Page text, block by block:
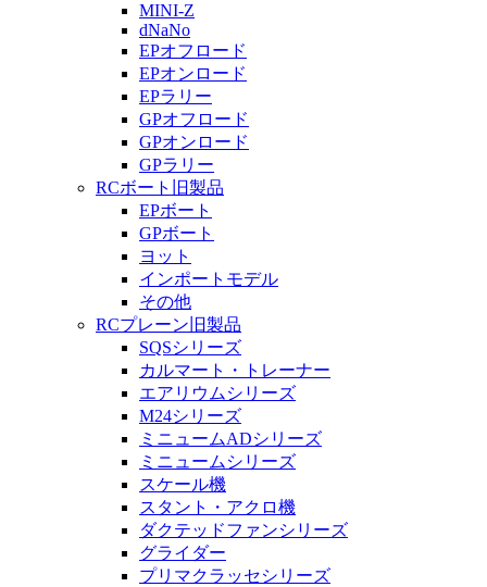
MINI-Z
dNaNo
EPオフロード
EPオンロード
EPラリー
GPオフロード
GPオンロード
GPラリー
RCボート旧製品
EPボート
GPボート
ヨット
インポートモデル
その他
RCプレーン旧製品
SQSシリーズ
カルマート・トレーナー
エアリウムシリーズ
M24シリーズ
ミニュームADシリーズ
ミニュームシリーズ
スケール機
スタント・アクロ機
ダクテッドファンシリーズ
グライダー
プリマクラッセシリーズ